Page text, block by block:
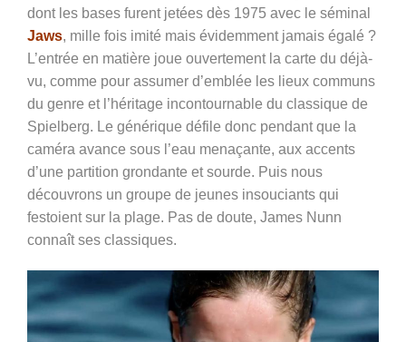
dont les bases furent jetées dès 1975 avec le séminal
Jaws, mille fois imité mais évidemment jamais égalé ?
L’entrée en matière joue ouvertement la carte du déjà-
vu, comme pour assumer d’emblée les lieux communs
du genre et l’héritage incontournable du classique de
Spielberg. Le générique défile donc pendant que la
caméra avance sous l’eau menaçante, aux accents
d’une partition grondante et sourde. Puis nous
découvrons un groupe de jeunes insouciants qui
festoient sur la plage. Pas de doute, James Nunn
connaît ses classiques.